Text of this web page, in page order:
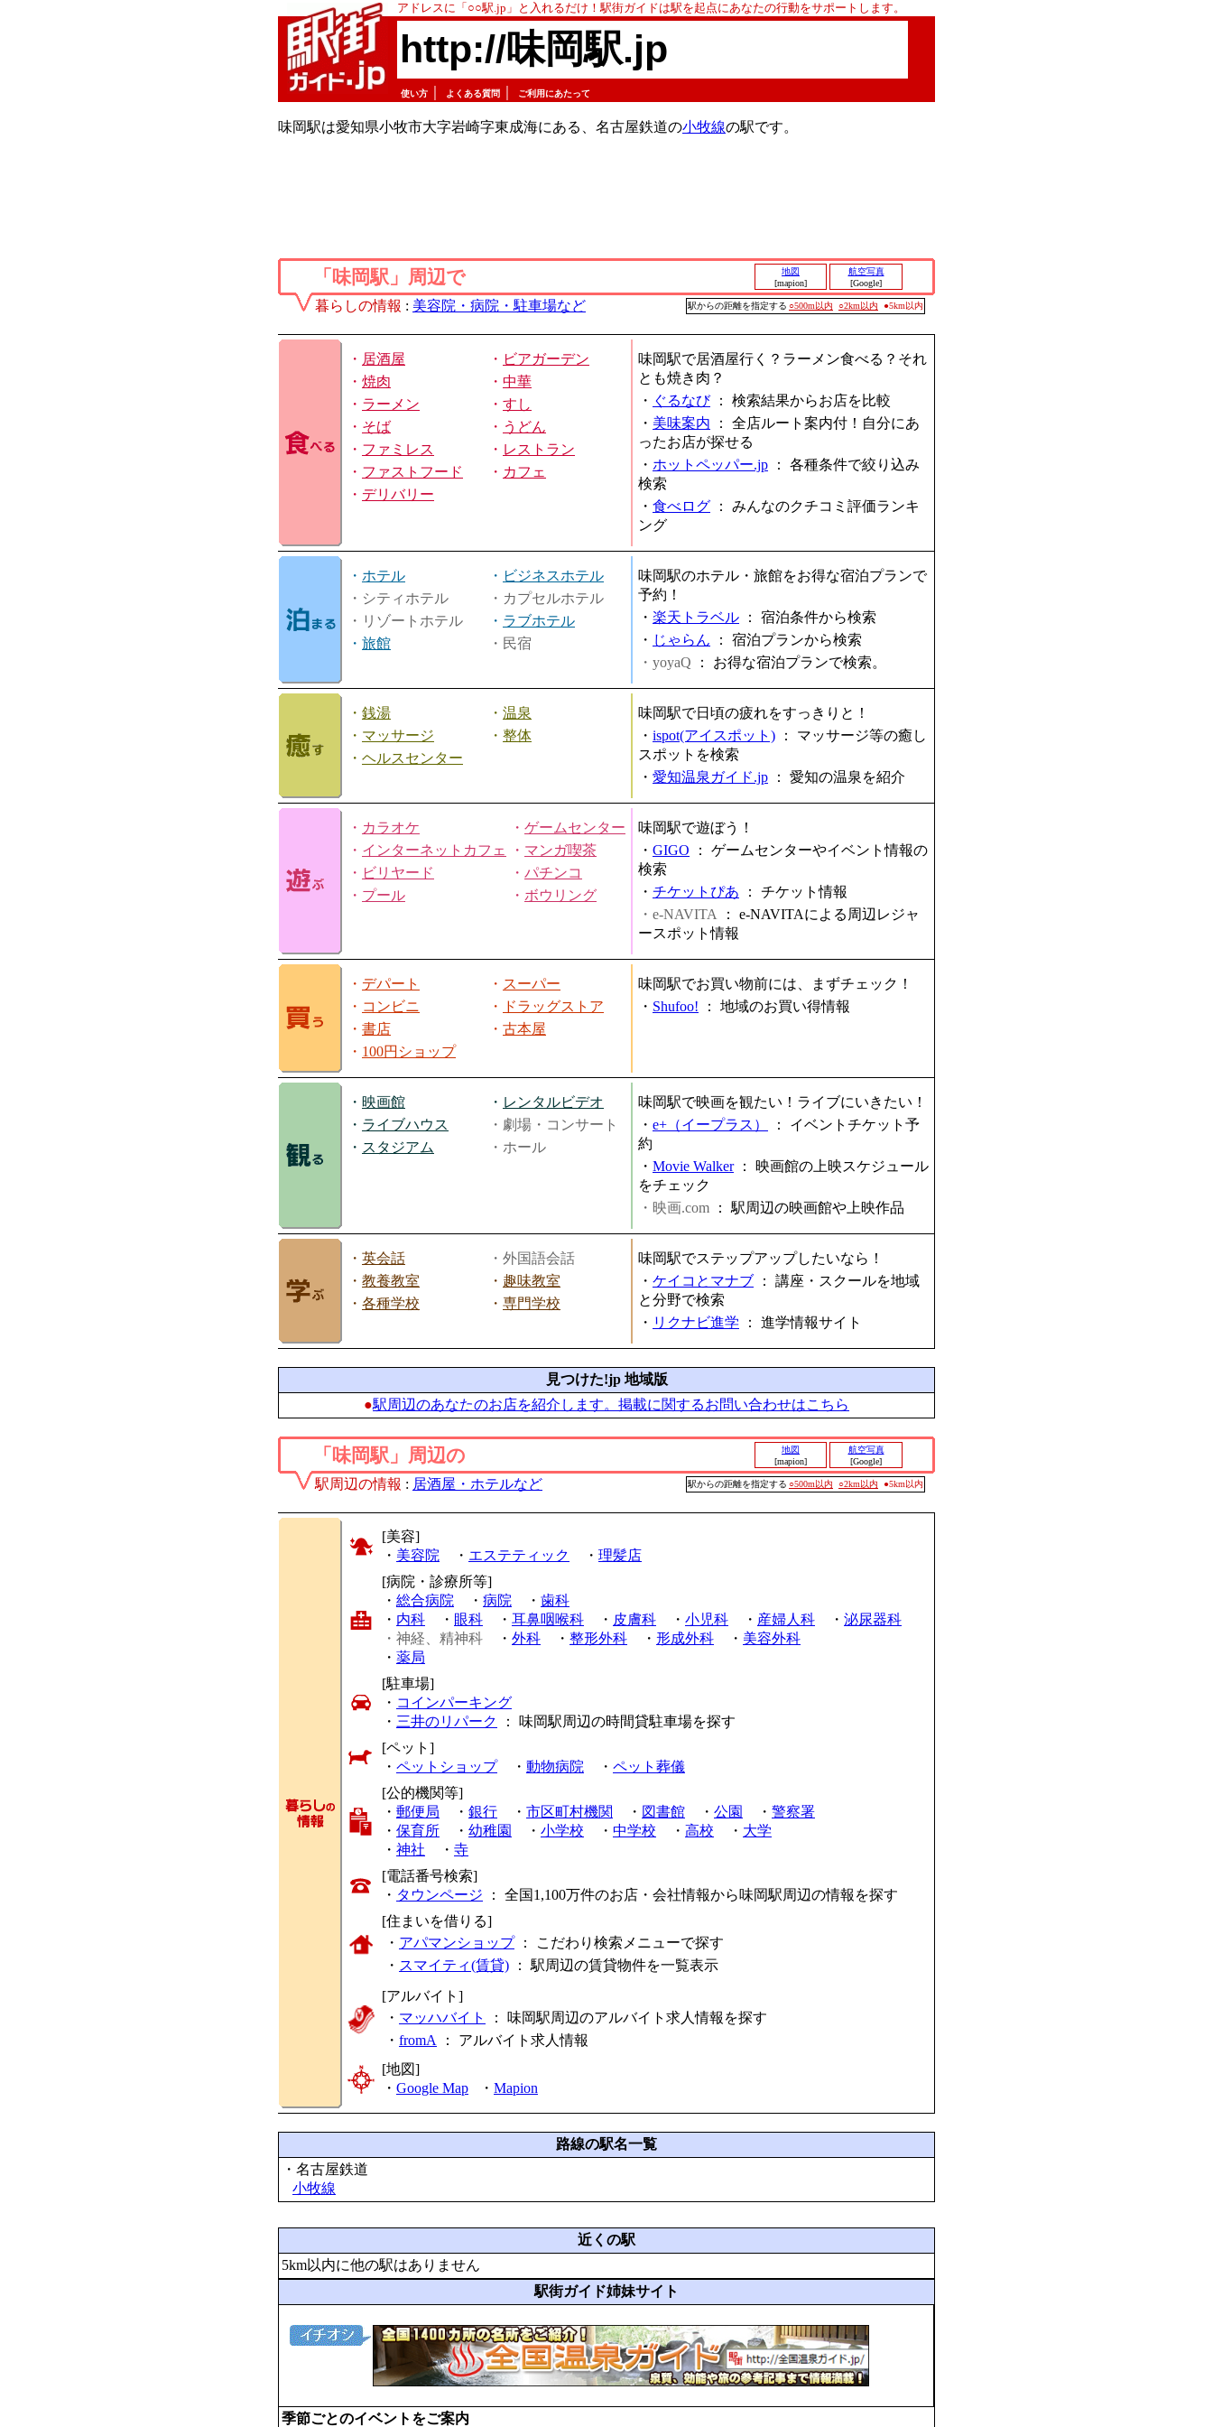
アドレスに「○○駅.jp」と入れるだけ！駅街ガイドは駅を起点にあなたの行動をサポートします。
http://味岡駅.jp
使い方 よくある質問 ご利用にあたって
味岡駅は愛知県小牧市大字岩崎字東成海にある、名古屋鉄道の小牧線の駅です。
「味岡駅」周辺で
地図
[mapion]
航空写真
[Google]
暮らしの情報 : 美容院・病院・駐車場など 駅からの距離を指定する ○500m以内 ○2km以内 ●5km以内
・ 居酒屋 ・ ビアガーデン
・ 焼肉 ・ 中華
・ ラーメン ・ すし
・ そば ・ うどん
・ ファミレス ・ レストラン
・ ファストフード ・ カフェ
・ デリバリー
味岡駅で居酒屋行く？ラーメン食べる？それ
とも焼き肉？
・ ぐるなび： 検索結果からお店を比較
・ 美味案内 ： 全店ルート案内付！自分にあ
ったお店が探せる
・ ホットペッパー.jp ： 各種条件で絞り込み
検索
・ 食べログ ： みんなのクチコミ評価ランキ
ング
・ ホテル ・ ビジネスホテル
・シティホテル
・カプセルホテル
・リゾートホテル
・ ラブホテル
・ 旅館 ・民宿
味岡駅のホテル・旅館をお得な宿泊プランで
予約！
・ 楽天トラベル ： 宿泊条件から検索
・ じゃらん ： 宿泊プランから検索
・yoyaQ ： お得な宿泊プランで検索。
・ 銭湯 ・ 温泉
・ マッサージ ・ 整体
・ ヘルスセンター
味岡駅で日頃の疲れをすっきりと！
・ ispot(アイスポット) ： マッサージ等の癒し
スポットを検索
・ 愛知温泉ガイド.jp ： 愛知の温泉を紹介
・ カラオケ ・ ゲームセンター
・ インターネットカフェ ・ マンガ喫茶
・ ビリヤード ・ パチンコ
・ プール ・ ボウリング
味岡駅で遊ぼう！
・ GIGO ： ゲームセンターやイベント情報の
検索
・ チケットぴあ ： チケット情報
・e-NAVITA
： e-NAVITAによる周辺レジャ
ースポット情報
・ デパート ・ スーパー
・ コンビニ ・
ドラッグストア
・ 書店 ・ 古本屋
・ 100円ショップ
味岡駅でお買い物前には、まずチェック！
・ Shufoo! ： 地域のお買い得情報
・ 映画館 ・ レンタルビデオ
・ ライブハウス
・劇場・コンサート
・ スタジアム ・ホール
味岡駅で映画を観たい！ライブにいきたい！
・ e+（イープラス） ： イベントチケット予
約
・ Movie Walker： 映画館の上映スケジュール
をチェック
・映画.com ： 駅周辺の映画館や上映作品
・ 英会話
・外国語会話
・ 教養教室 ・ 趣味教室
・ 各種学校 ・ 専門学校
味岡駅でステップアップしたいなら！
・ ケイコとマナブ ： 講座・スクールを地域
と分野で検索
・ リクナビ進学 ： 進学情報サイト
見つけた!jp 地域版
●駅周辺のあなたのお店を紹介します。掲載に関するお問い合わせはこちら
「味岡駅」周辺の
地図
[mapion]
航空写真
[Google]
駅周辺の情報 : 居酒屋・ホテルなど 駅からの距離を指定する ○500m以内 ○2km以内 ●5km以内
[美容]
・ 美容院 ・ エステティック ・ 理髪店
[病院・診療所等]
・ 総合病院 ・ 病院 ・ 歯科
・ 内科 ・ 眼科 ・ 耳鼻咽喉科 ・ 皮膚科 ・ 小児科 ・ 産婦人科 ・ 泌尿器科
・神経、精神科 ・ 外科 ・ 整形外科 ・ 形成外科 ・ 美容外科
・ 薬局
[駐車場]
・ コインパーキング
・ 三井のリパーク
： 味岡駅周辺の時間貸駐車場を探す
[ペット]
・ ペットショップ・ 動物病院 ・ ペット葬儀
[公的機関等]
・ 郵便局 ・ 銀行 ・ 市区町村機関 ・ 図書館 ・ 公園 ・ 警察署
・ 保育所 ・ 幼稚園 ・ 小学校 ・ 中学校 ・ 高校 ・ 大学
・ 神社 ・ 寺
[電話番号検索]
・ タウンページ ： 全国1,100万件のお店・会社情報から味岡駅周辺の情報を探す
[住まいを借りる]
・ アパマンショップ： こだわり検索メニューで探す
・ スマイティ(賃貸) ： 駅周辺の賃貸物件を一覧表示
[アルバイト]
・ マッハバイト
： 味岡駅周辺のアルバイト求人情報を探す
・ fromA ： アルバイト求人情報
[地図]
・ Google Map ・ Mapion
路線の駅名一覧
・名古屋鉄道
小牧線
近くの駅
5km以内に他の駅はありません
駅街ガイド姉妹サイト
季節ごとのイベントをご案内